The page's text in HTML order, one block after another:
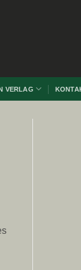
VERLAG